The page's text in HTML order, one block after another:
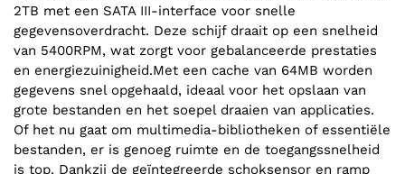
2TB met een SATA III-interface voor snelle
gegevensoverdracht. Deze schijf draait op een snelheid
van 5400RPM, wat zorgt voor gebalanceerde prestaties
en energiezuinigheid.Met een cache van 64MB worden
gegevens snel opgehaald, ideaal voor het opslaan van
grote bestanden en het soepel draaien van applicaties.
Of het nu gaat om multimedia-bibliotheken of essentiële
bestanden, er is genoeg ruimte en de toegangssnelheid
is top. Dankzij de geïntegreerde schoksensor en ramp